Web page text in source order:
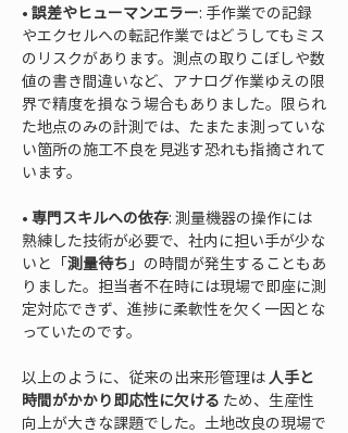
• 誤差やヒューマンエラー: 手作業での記録
やエクセルへの転記作業ではどうしてもミス
のリスクがあります。測点の取りこぼしや数
値の書き間違いなど、アナログ作業ゆえの限
界で精度を損なう場合もありました。限られ
た地点のみの計測では、たまたま測っていな
い箇所の施工不良を見逃す恐れも指摘されて
• 専門スキルへの依存: 測量機器の操作には
熟練した技術が必要で、社内に担い手が少な
いと「測量待ち 」の時間が発生することもあ
りました。担当者不在時には現場で即座に測
定対応できず、進捗に柔軟性を欠く一因とな
っていたのです。
以上のように、従来の出来形管理は 人手と
時間がかかり即応性に欠ける ため、生産性
向上が大きな課題でした。土地改良の現場で